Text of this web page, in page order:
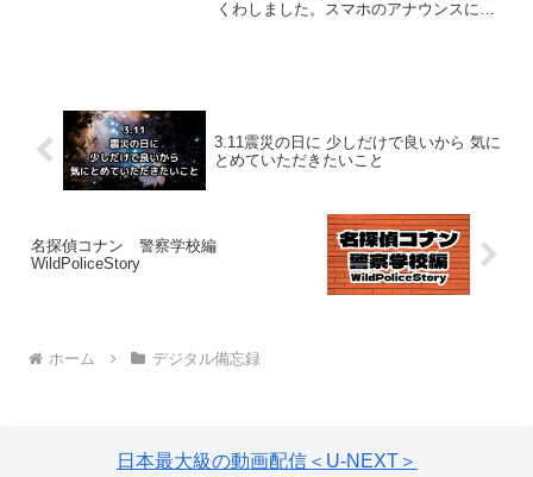
くわしました。スマホのアナウンスには
3.11震災の日に 少しだけで良いから 気に
とめていただきたいこと
名探偵コナン 警察学校編
WildPoliceStory
ホーム デジタル備忘録
日本最大級の動画配信＜U-NEXT＞